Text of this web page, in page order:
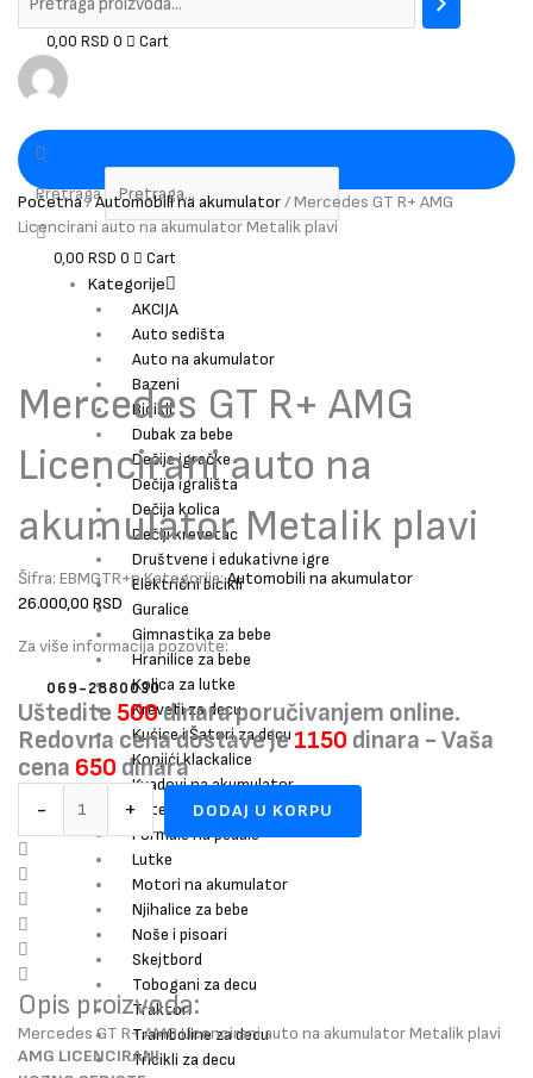
0,00 RSD 0 Cart
Pretraga
0,00 RSD 0 Cart
Kategorije
AKCIJA
Auto sedišta
Auto na akumulator
Bazeni
Bicikli
Dubak za bebe
Dečije igračke
Dečija igrališta
Dečija kolica
Dečiji krevetac
Društvene i edukativne igre
Električni bicikli
Guralice
Gimnastika za bebe
Hranilice za bebe
Kolica za lutke
Kreveti za decu
Kućice i Šatori za decu
Konjići klackalice
Kvadovi na akumulator
Fotelje za decu
Formule na pedale
Lutke
Motori na akumulator
Njihalice za bebe
Noše i pisoari
Skejtbord
Tobogani za decu
Traktori
Tramboline za decu
Tricikli za decu
Početna/Automobili na akumulator/ Mercedes GT R+ AMG
Licencirani auto na akumulator Metalik plavi
Mercedes GT R+ AMG
Licencirani auto na
akumulator Metalik plavi
Šifra: EBMGTR+pKategorija:Automobili na akumulator
26.000,00 RSD
Za više informacija pozovite:
069-2880030
Uštedite 500dinara poručivanjem online.
Redovna cena dostave je1150 dinara - Vaša
cena 650 dinara
- + DODAJ U KORPU
Opis proizvoda:
Mercedes GT R+ AMG Licencirani auto na akumulator Metalik plavi
AMG LICENCIRANI